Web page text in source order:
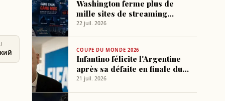
Washington ferme plus de
mille sites de streaming
illégal du Mondial 2026
22 juil. 2026
COUPE DU MONDE 2026
Infantino félicite l'Argentine
après sa défaite en finale du
Mondial
21 juil. 2026